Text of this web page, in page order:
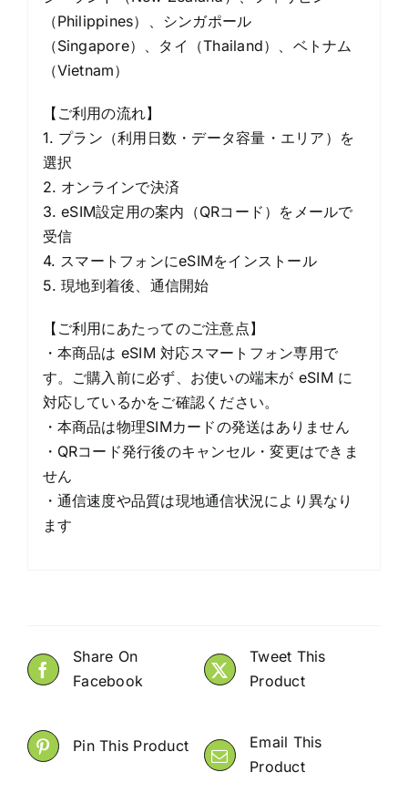
（Philippines）、シンガポール
（Singapore）、タイ（Thailand）、ベトナム
（Vietnam）
【ご利用の流れ】
1. プラン（利用日数・データ容量・エリア）を
選択
2. オンラインで決済
3. eSIM設定用の案内（QRコード）をメールで
受信
4. スマートフォンにeSIMをインストール
5. 現地到着後、通信開始
【ご利用にあたってのご注意点】
・本商品は eSIM 対応スマートフォン専用で
す。ご購入前に必ず、お使いの端末が eSIM に
対応しているかをご確認ください。
・本商品は物理SIMカードの発送はありません
・QRコード発行後のキャンセル・変更はできま
せん
・通信速度や品質は現地通信状況により異なり
ます
Share On
Facebook
Tweet This
Product
Pin This Product
Email This
Product